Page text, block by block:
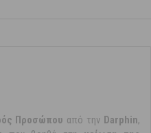
Προσώπου από την Darphin,